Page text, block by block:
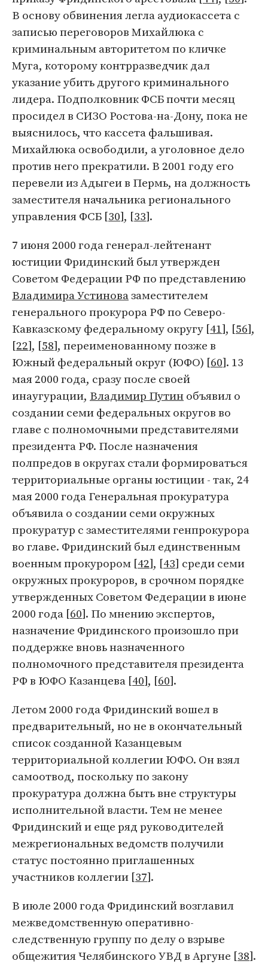
В основу обвинения легла аудиокассета с
записью переговоров Михайлюка с
криминальным авторитетом по кличке
Муга, которому контрразведчик дал
указание убить другого криминального
лидера. Подполковник ФСБ почти месяц
просидел в СИЗО Ростова-на-Дону, пока не
выяснилось, что кассета фальшивая.
Михайлюка освободили, а уголовное дело
против него прекратили. В 2001 году его
перевели из Адыгеи в Пермь, на должность
заместителя начальника регионального
управления ФCБ [30], [33].
7 июня 2000 года генерал-лейтенант
юстиции Фридинский был утвержден
Советом Федерации РФ по представлению
Владимира Устиновазаместителем
генерального прокурора РФ по Северо-
Кавказскому федеральному округу [41], [56],
[22], [58], переименованному позже в
Южный федеральный округ (ЮФО) [60]. 13
мая 2000 года, сразу после своей
инаугурации, Владимир Путинобъявил о
создании семи федеральных округов во
главе с полномочными представителями
президента РФ. После назначения
полпредов в округах стали формироваться
территориальные органы юстиции - так, 24
мая 2000 года Генеральная прокуратура
объявила о создании семи окружных
прокуратур с заместителями генпрокурора
во главе. Фридинский был единственным
военным прокурором [42], [43] среди семи
окружных прокуроров, в срочном порядке
утвержденных Советом Федерации в июне
2000 года [60]. По мнению экспертов,
назначение Фридинского произошло при
поддержке вновь назначенного
полномочного представителя президента
РФ в ЮФО Казанцева [40], [60].
Летом 2000 года Фридинский вошел в
предварительный, но не в окончательный
список созданной Казанцевым
территориальной коллегии ЮФО. Он взял
самоотвод, поскольку по закону
прокуратура должна быть вне структуры
исполнительной власти. Тем не менее
Фридинский и еще ряд руководителей
межрегиональных ведомств получили
статус постоянно приглашенных
участников коллегии [37].
В июле 2000 года Фридинский возглавил
межведомственную оперативно-
следственную группу по делу о взрыве
общежития Челябинского УВД в Аргуне [38].